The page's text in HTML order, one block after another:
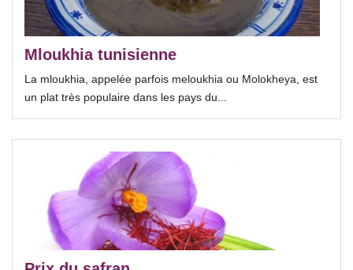
Mloukhia tunisienne
La mloukhia, appelée parfois meloukhia ou Molokheya, est
un plat très populaire dans les pays du...